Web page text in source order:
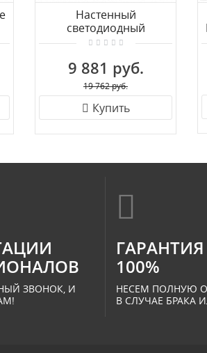
Настенный
светодиодный
светильник Odeon Light
9 881 руб.
19 762 руб.
Купить
ЗВОНОК, И
100%
НЕСЕМ ПОЛНУЮ
В СЛУЧАЕ БРАКА